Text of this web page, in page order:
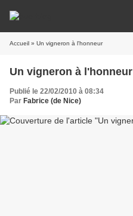
Accueil » Un vigneron à l'honneur
Un vigneron à l'honneur
Publié le 22/02/2010 à 08:34
Par Fabrice (de Nice)